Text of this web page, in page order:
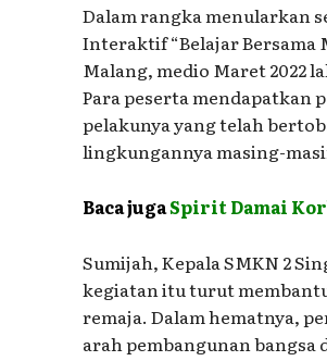
Dalam rangka menularkan
Interaktif “Belajar Bersama
Malang, medio Maret 2022
Para peserta mendapatkan
pelakunya yang telah
lingkungannya masing-
Baca jugaSpirit Damai
Sumijah, Kepala SMKN 2
kegiatan itu turut
remaja. Dalam hematnya,
arah pembangunan bangsa